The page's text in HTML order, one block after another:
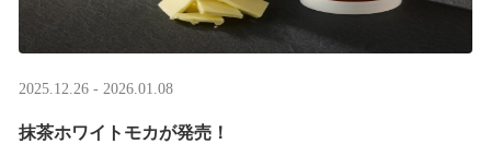
2025.12.26 - 2026.01.08
抹茶ホワイトモカが発売！